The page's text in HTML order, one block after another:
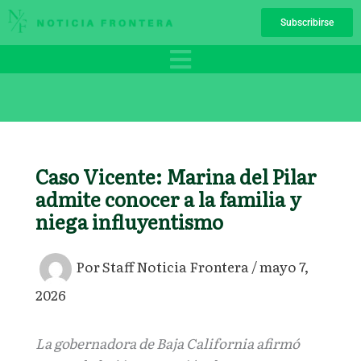
Ir
al
Subscribirse
Caso Vicente: Marina del Pilar
admite conocer a la familia y
niega influyentismo
PorStaff Noticia Frontera/mayo 7,
2026
La gobernadora de Baja California afirmó